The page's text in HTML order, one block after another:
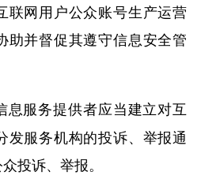
联网用户公众账号生产运营
助并督促其遵守信息安全管
服务提供者应当建立对互
发服务机构的投诉、举报通
投诉、举报。